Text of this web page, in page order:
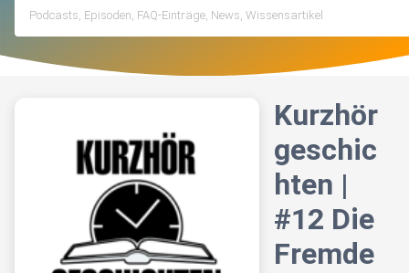
Kurzhör
geschic
hten |
#12 Die
Fremde